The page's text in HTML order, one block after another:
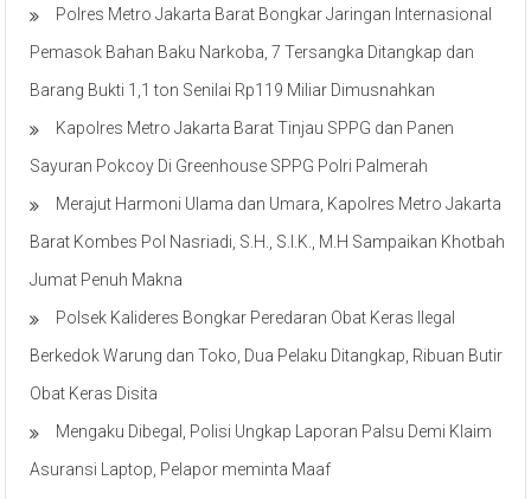
Polres Metro Jakarta Barat Bongkar Jaringan Internasional
Pemasok Bahan Baku Narkoba, 7 Tersangka Ditangkap dan
Barang Bukti 1,1 ton Senilai Rp119 Miliar Dimusnahkan
Kapolres Metro Jakarta Barat Tinjau SPPG dan Panen
Sayuran Pokcoy Di Greenhouse SPPG Polri Palmerah
Merajut Harmoni Ulama dan Umara, Kapolres Metro Jakarta
Barat Kombes Pol Nasriadi, S.H., S.I.K., M.H Sampaikan Khotbah
Jumat Penuh Makna
Polsek Kalideres Bongkar Peredaran Obat Keras Ilegal
Berkedok Warung dan Toko, Dua Pelaku Ditangkap, Ribuan Butir
Obat Keras Disita
Mengaku Dibegal, Polisi Ungkap Laporan Palsu Demi Klaim
Asuransi Laptop, Pelapor meminta Maaf